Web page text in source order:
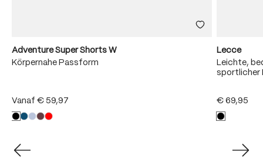
Adventure Super Shorts W
Körpernahe Passform
Vanaf € 59,97
Lecce
Leichte,
sportlicher
€ 69,95